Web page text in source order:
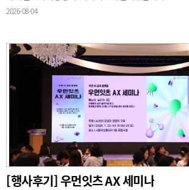
2026-08-04
[행사후기] 우먼잇츠 AX 세미나